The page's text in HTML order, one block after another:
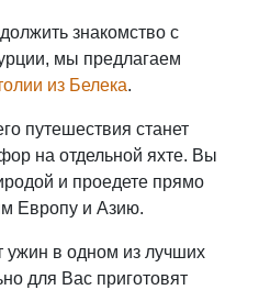
знакомство с
мы предлагаем
из Белека.
путешествия станет
на отдельной яхте. Вы
и проедете прямо
Европу и Азию.
ужин в одном из лучших
для Вас приготовят